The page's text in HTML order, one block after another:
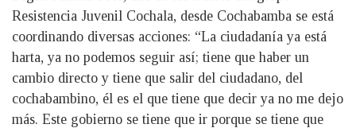
Resistencia Juvenil Cochala, desde Cochabamba se está
coordinando diversas acciones: “La ciudadanía ya está
harta, ya no podemos seguir así; tiene que haber un
cambio directo y tiene que salir del ciudadano, del
cochabambino, él es el que tiene que decir ya no me dejo
más. Este gobierno se tiene que ir porque se tiene que